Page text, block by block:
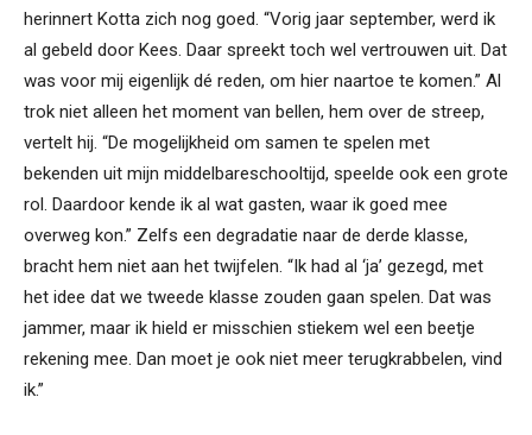
herinnert Kotta zich nog goed. “Vorig jaar september, werd ik
al gebeld door Kees. Daar spreekt toch wel vertrouwen uit. Dat
was voor mij eigenlijk dé reden, om hier naartoe te komen.” Al
trok niet alleen het moment van bellen, hem over de streep,
vertelt hij. “De mogelijkheid om samen te spelen met
bekenden uit mijn middelbareschooltijd, speelde ook een grote
rol. Daardoor kende ik al wat gasten, waar ik goed mee
overweg kon.” Zelfs een degradatie naar de derde klasse,
bracht hem niet aan het twijfelen. “Ik had al ‘ja’ gezegd, met
het idee dat we tweede klasse zouden gaan spelen. Dat was
jammer, maar ik hield er misschien stiekem wel een beetje
rekening mee. Dan moet je ook niet meer terugkrabbelen, vind
ik.”